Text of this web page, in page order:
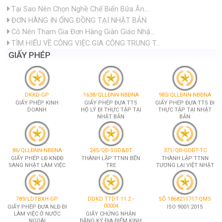
Tại Sao Nên Chọn Nghề Chế Biến Bữa Ăn...
ĐƠN HÀNG IN ỐNG ĐỒNG TẠI NHẬT BẢN
Có Nên Tham Gia Đơn Hàng Giàn Giáo Nhậ...
TÌM HIỂU VỀ CÔNG VIỆC GIA CÔNG TRUNG T...
GIẤY PHÉP
DKKD-GP
GIẤY PHÉP KINH
DOANH
1638/QLLĐNN-NBĐNA
GIẤY PHÉP ĐƯA TTS
HỘ LÝ ĐI THỰC TẬP TẠI
NHẬT BẢN
983/QLLĐNN-NBĐNA
GIẤY PHÉP ĐƯA TTS ĐI
THỰC TẬP TẠI NHẬT
BẢN
86/QLLĐNN-NBĐNA
GIẤY PHÉP LĐ KNĐĐ
SANG NHẬT LÀM VIỆC
245/QĐ-SGD&ĐT
THÀNH LẬP TTNN BẾN
TRE
371/QĐ-GDĐT-TC
THÀNH LẬP TTNN
TƯƠNG LẠI VIỆT NHẬT
789/LDTBXH-GP
GIẤY PHÉP ĐƯA NLĐ ĐI
LÀM VIỆC Ở NƯỚC
DDKD TTDT 11.2 -
00004
GIẤY CHỨNG NHẬN
SỐ 1868211717-QMS
ISO 9001:2015